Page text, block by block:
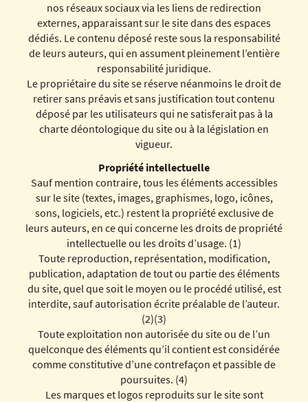
nos réseaux sociaux via les liens de redirection
externes, apparaissant sur le site dans des espaces
dédiés. Le contenu déposé reste sous la responsabilité
de leurs auteurs, qui en assument pleinement l’entière
responsabilité juridique.
Le propriétaire du site se réserve néanmoins le droit de
retirer sans préavis et sans justification tout contenu
déposé par les utilisateurs qui ne satisferait pas à la
charte déontologique du site ou à la législation en
vigueur.
Propriété intellectuelle
Sauf mention contraire, tous les éléments accessibles
sur le site (textes, images, graphismes, logo, icônes,
sons, logiciels, etc.) restent la propriété exclusive de
leurs auteurs, en ce qui concerne les droits de propriété
intellectuelle ou les droits d’usage. (1)
Toute reproduction, représentation, modification,
publication, adaptation de tout ou partie des éléments
du site, quel que soit le moyen ou le procédé utilisé, est
interdite, sauf autorisation écrite préalable de l’auteur.
(2)(3)
Toute exploitation non autorisée du site ou de l’un
quelconque des éléments qu’il contient est considérée
comme constitutive d’une contrefaçon et passible de
poursuites. (4)
Les marques et logos reproduits sur le site sont